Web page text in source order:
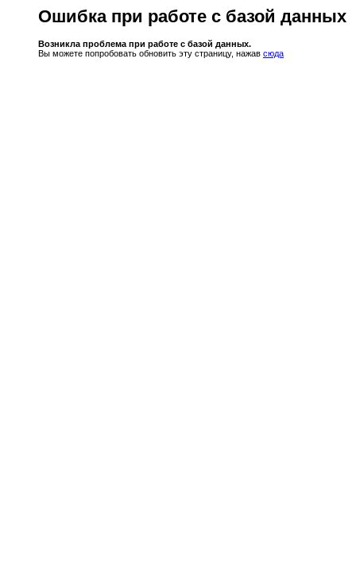
Ошибка при работе с базой данных
Возникла проблема при работе с базой данных.
Вы можете попробовать обновить эту страницу, нажав сюда